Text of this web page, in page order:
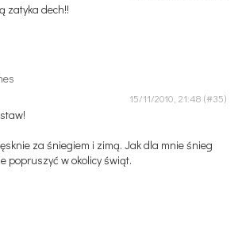
zatyka dech!!
15/11/2010, 21:48
za śniegiem i zimą. Jak dla mnie śnieg
popruszyć w okolicy świąt.